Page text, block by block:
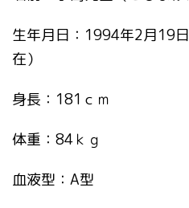
生年月日：1994年2月19
在）
身長：181ｃｍ
体重：84ｋｇ
血液型：A型